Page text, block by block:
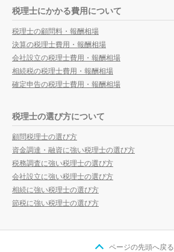
税理士にかかる費用について
税理士の顧問料・報酬相場
決算の税理士費用・報酬相場
会社設立の税理士費用・報酬相場
相続税の税理士費用・報酬相場
確定申告の税理士費用・報酬相場
税理士の選び方について
顧問税理士の選び方
資金調達・融資に強い税理士の選び方
税務調査に強い税理士の選び方
会社設立に強い税理士の選び方
相続に強い税理士の選び方
節税に強い税理士の選び方
ページの先頭へ戻る